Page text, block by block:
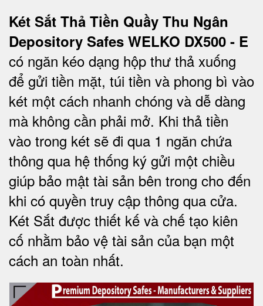
Két Sắt Thả Tiền Quầy Thu Ngân
Depository Safes WELKO DX500 - E
có ngăn kéo dạng hộp thư thả xuống
để gửi tiền mặt, túi tiền và phong bì vào
két một cách nhanh chóng và dễ dàng
mà không cần phải mở. Khi thả tiền
vào trong két sẽ đi qua 1 ngăn chứa
thông qua hệ thống ký gửi một chiều
giúp bảo mật tài sản bên trong cho đến
khi có quyền truy cập thông qua cửa.
Két Sắt được thiết kế và chế tạo kiên
cố nhằm bảo vệ tài sản của bạn một
cách an toàn nhất.